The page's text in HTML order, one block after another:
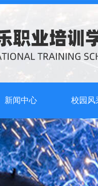
新闻中心 校园风